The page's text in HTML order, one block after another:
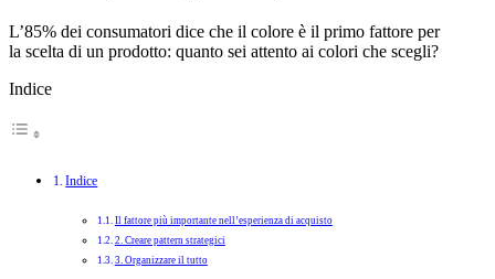
L’85% dei consumatori dice che il colore è il primo fattore per
la scelta di un prodotto: quanto sei attento ai colori che scegli?
Indice
Indice
Il fattore più importante nell’esperienza di acquisto
2. Creare pattern strategici
3. Organizzare il tutto